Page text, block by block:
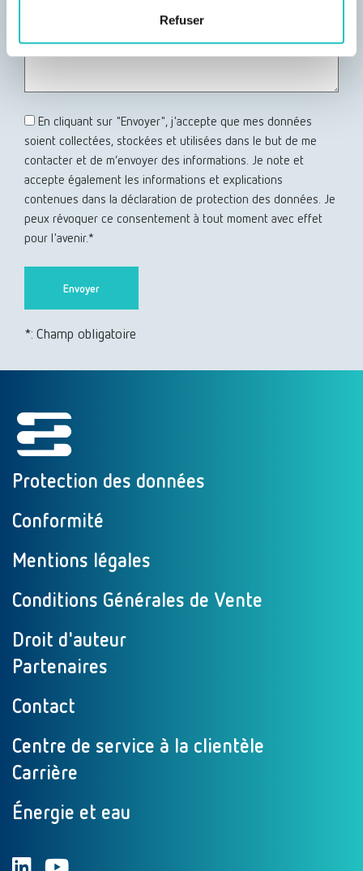
Refuser
soient collectées, stockées et utilisées dans le but de me
contacter et de m’envoyer des informations. Je note et
accepte également les informations et explications
contenues dans la déclaration de protection des données. Je
peux révoquer ce consentement à tout moment avec effet
pour l'avenir.*
*: Champ obligatoire
Protection des données
Conformité
Mentions légales
Conditions Générales de Vente
Droit d'auteur
Partenaires
Contact
Centre de service à la clientèle
Carrière
Énergie et eau